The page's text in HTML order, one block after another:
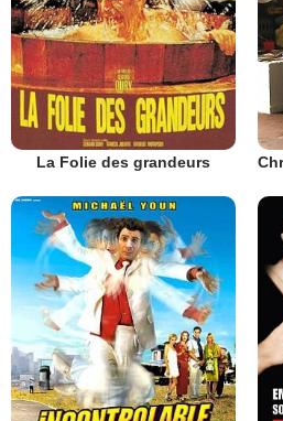
La Folie des grandeurs